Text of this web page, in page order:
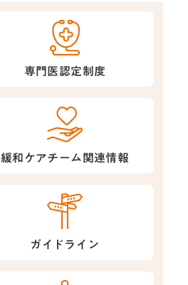
専門医認定制度
緩和ケアチーム関連情報
ガイドライン